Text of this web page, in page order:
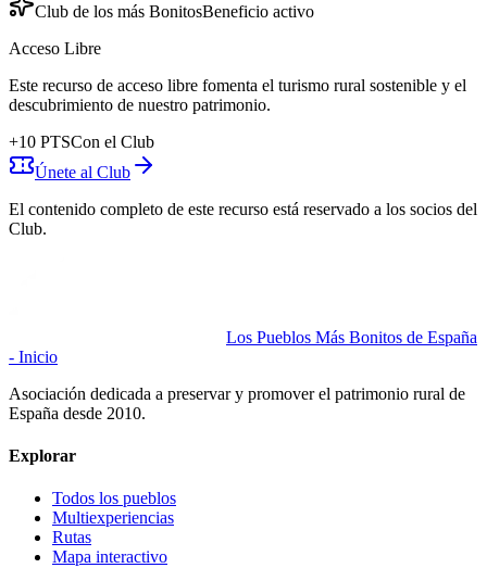
Club de los más BonitosBeneficio activo
Acceso Libre
Este recurso de acceso libre fomenta el turismo rural sostenible y el
descubrimiento de nuestro patrimonio.
+10 PTSCon el Club
Únete al Club
El contenido completo de este recurso está reservado a los socios del
Club.
Los Pueblos Más Bonitos de España
- Inicio
Asociación dedicada a preservar y promover el patrimonio rural de
España desde 2010.
Explorar
Todos los pueblos
Multiexperiencias
Rutas
Mapa interactivo